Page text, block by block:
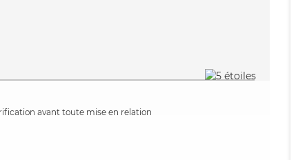
avant toute mise en relation